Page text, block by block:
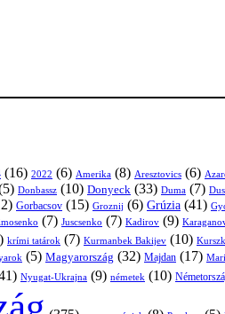
(16) 2022 (6) Amerika (8) Aresztovics (6)
Donbassz (10) Donyeck (33) Duma (7)
Gorbacsov (15) Groznij (6) Grúzia (41)
(7) Juscsenko (7) Kadirov (9)
krími tatárok (7) Kurmanbek Bakijev (10)
(5) Magyarország (32) Majdan (17)
Nyugat-Ukrajna (9) németek (10)